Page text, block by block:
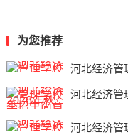
为您推荐
河北经济管
河北经济管
河北经济管